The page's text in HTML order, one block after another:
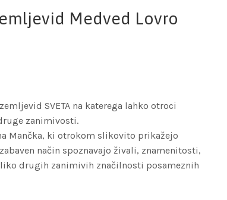
Medved Lovro
SVETA na katerega lahko otroci
zanimivosti.
Mančka, ki otrokom slikovito prikažejo
način spoznavajo živali, znamenitosti,
drugih zanimivih značilnosti posameznih